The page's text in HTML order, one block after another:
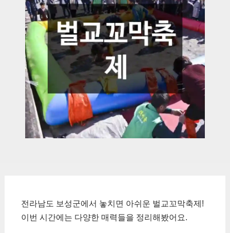
전라남도 보성군에서 놓치면 아쉬운 벌교꼬막축제!
이번 시간에는 다양한 매력들을 정리해봤어요.